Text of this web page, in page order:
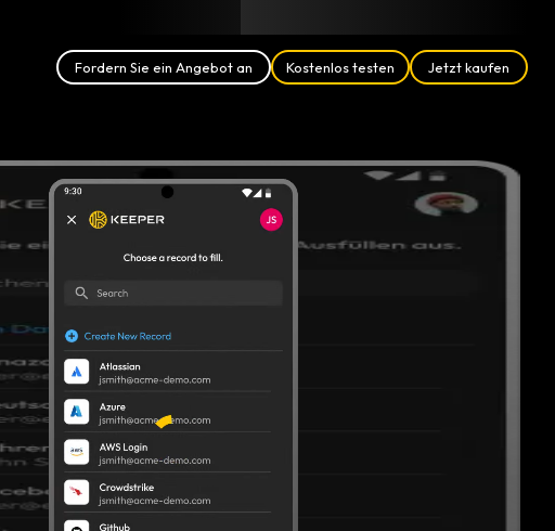
Fordern Sie ein Angebot an Kostenlos testen Jetzt kaufen